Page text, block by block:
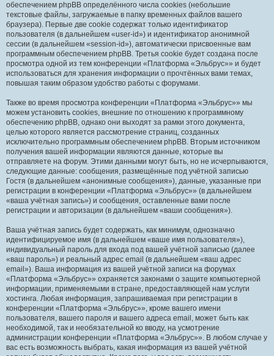
обеспечением phpBB определённого числа cookies (небольшие
текстовые файлы, загружаемые в папку временных файлов вашего
браузера). Первые две cookie содержат только идентификатор
пользователя (в дальнейшем «user-id») и идентификатор анонимной
сессии (в дальнейшем «session-id»), автоматически присвоенные вам
программным обеспечением phpBB. Третья cookie будет создана после
просмотра одной из тем конференции «Платформа «Эльбрус»» и будет
использоваться для хранения информации о прочтённых вами темах,
повышая таким образом удобство работы с форумами.
Также во время просмотра конференции «Платформа «Эльбрус»» мы
можем установить cookies, внешние по отношению к программному
обеспечению phpBB, однако они выходят за рамки этого документа,
целью которого является рассмотрение страниц, созданных
исключительно программным обеспечением phpBB. Вторым источником
получения вашей информации являются данные, которые вы
отправляете на форум. Этими данными могут быть, но не исчерпываются,
следующие данные: сообщения, размещённые под учётной записью
Гостя (в дальнейшем «анонимные сообщения»), данные, указанные при
регистрации в конференции «Платформа «Эльбрус»» (в дальнейшем
«ваша учётная запись») и сообщения, оставленные вами после
регистрации и авторизации (в дальнейшем «ваши сообщения»).
Ваша учётная запись будет содержать, как минимум, однозначно
идентифицируемое имя (в дальнейшем «ваше имя пользователя»),
индивидуальный пароль для входа под вашей учётной записью (далее
«ваш пароль») и реальный адрес email (в дальнейшем «ваш адрес
email»). Ваша информация из вашей учётной записи на форумах
«Платформа «Эльбрус»» охраняется законами о защите компьютерной
информации, применяемыми в стране, предоставляющей нам услуги
хостинга. Любая информация, запрашиваемая при регистрации в
конференции «Платформа «Эльбрус»», кроме вашего имени
пользователя, вашего пароля и вашего адреса email, может быть как
необходимой, так и необязательной ко вводу, на усмотрение
администрации конференции «Платформа «Эльбрус»». В любом случае у
вас есть возможность выбрать, какая информация из вашей учётной